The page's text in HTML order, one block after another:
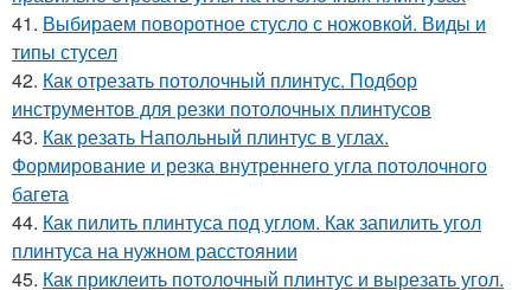
41. Выбираем поворотное стусло с ножовкой. Виды и
типы стусел
42. Как отрезать потолочный плинтус. Подбор
инструментов для резки потолочных плинтусов
43. Как резать Напольный плинтус в углах.
Формирование и резка внутреннего угла потолочного
багета
44. Как пилить плинтуса под углом. Как запилить угол
плинтуса на нужном расстоянии
45. Как приклеить потолочный плинтус и вырезать угол.